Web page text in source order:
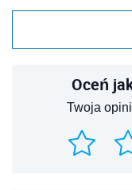
Oceń
Twoja